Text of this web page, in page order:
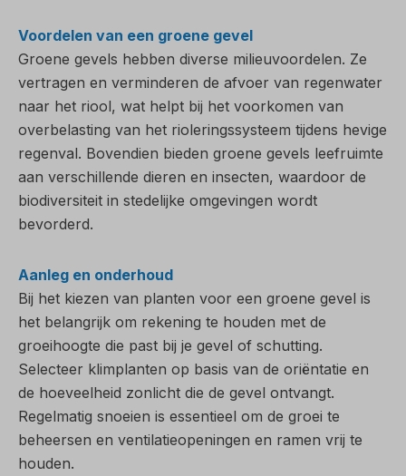
Voordelen van een groene gevel
Groene gevels hebben diverse milieuvoordelen. Ze
vertragen en verminderen de afvoer van regenwater
naar het riool, wat helpt bij het voorkomen van
overbelasting van het rioleringssysteem tijdens hevige
regenval. Bovendien bieden groene gevels leefruimte
aan verschillende dieren en insecten, waardoor de
biodiversiteit in stedelijke omgevingen wordt
bevorderd.
Aanleg en onderhoud
Bij het kiezen van planten voor een groene gevel is
het belangrijk om rekening te houden met de
groeihoogte die past bij je gevel of schutting.
Selecteer klimplanten op basis van de oriëntatie en
de hoeveelheid zonlicht die de gevel ontvangt.
Regelmatig snoeien is essentieel om de groei te
beheersen en ventilatieopeningen en ramen vrij te
houden.